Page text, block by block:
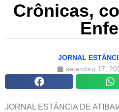
Crônicas,
JORNAL
setembro 17,
JORNAL ESTÂNCIA DE